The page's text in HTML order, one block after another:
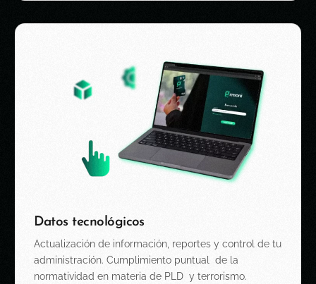
Datos tecnológicos​
Actualización de información, reportes ycontrol de tu
administración.Cumplimiento puntual de la
normatividad en materia de PLD yterrorismo.